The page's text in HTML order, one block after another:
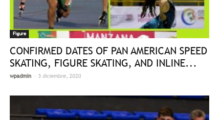
Figure
CONFIRMED DATES OF PAN AMERICAN SPEED
SKATING, FIGURE SKATING, AND INLINE...
wpadmin - 3 diciembre, 2020